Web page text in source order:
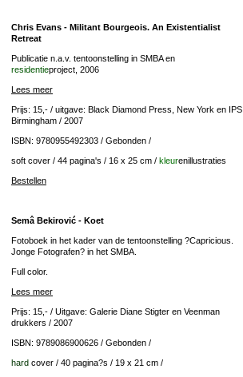
Chris Evans - Militant Bourgeois. An Existentialist
Retreat
Publicatie n.a.v. tentoonstelling in SMBA en
residentieproject, 2006
Lees meer
Prijs: 15,- / uitgave: Black Diamond Press, New York en IPS
Birmingham / 2007
ISBN: 9780955492303 / Gebonden /
soft cover / 44 pagina's / 16 x 25 cm / kleurenillustraties
Bestellen
Semâ Bekirović - Koet
Fotoboek in het kader van de tentoonstelling ?Capricious.
Jonge Fotografen? in het SMBA.
Full color.
Lees meer
Prijs: 15,- / Uitgave: Galerie Diane Stigter en Veenman
drukkers / 2007
ISBN: 9789086900626 / Gebonden /
hard cover / 40 pagina?s / 19 x 21 cm /